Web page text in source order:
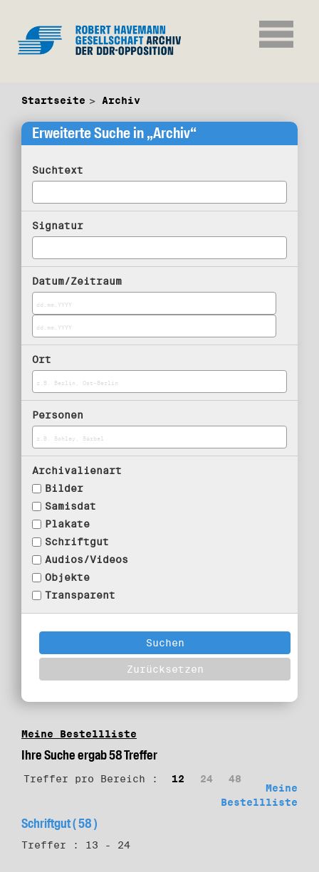
Startseite Archiv
Erweiterte Suche in „Archiv“
Suchtext
Signatur
Datum/Zeitraum
Ort
Personen
Archivalienart
Bilder
Samisdat
Plakate
Schriftgut
Audios/Videos
Objekte
Transparent
Meine Bestellliste
Ihre Suche ergab 58 Treffer
Treffer pro Bereich : 12 24
48
Meine
Bestellliste
Schriftgut ( 58 )
Treffer : 13 - 24